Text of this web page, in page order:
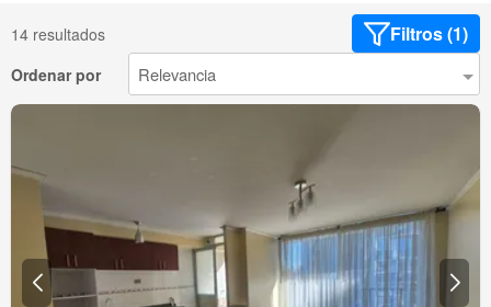
14 resultados Filtros (1)
Ordenar por